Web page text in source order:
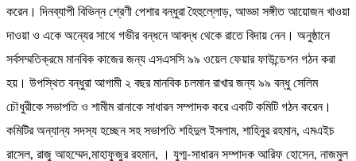
করেন। দিনব্যাপী বিভিন্ন শ্রেণী পেশার বন্ধুরা হৈহুল্লোড়, আড্ডা সঙ্গীত আয়োজন খাওয়া
দাওয়া ও একে অন্যের সাথে গভীর বন্ধনে আবদ্ধ থেকে রাতে বিদায় নেন। অনুষ্ঠানে
সর্বসম্মতিক্রমে মানবিক কাজের জন্য এসএসসি ৯৯ ওয়েল ফেয়ার ফাউন্ডেশন গঠন করা
হয়। উপস্থিত বন্ধুরা আগামী ২ বছর মানবিক চলমান রাখার জন্য ৯৯ বন্ধু সেলিম
চৌধুরীকে সভাপতি ও শামীম রানাকে সাধারন সম্পাদক করে একটি কমিটি গঠন করেন।
কমিটির অন্যান্য সদস্য হচ্ছেন সহ সভাপতি শহিদুল ইসলাম, শাহিনুর রহমান, এমএইচ
রাসেল, রাজু আহম্মেদ,মাহাফুজুর রহমান, । যুগ্ম-সাধারন সম্পাদক আরিফ হোসেন, নাজমুল